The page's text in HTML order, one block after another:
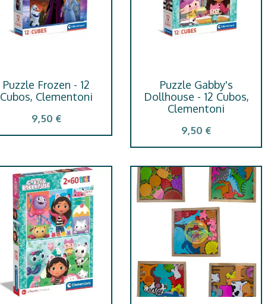
Puzzle Frozen - 12
Cubos, Clementoni
9,50 €
Puzzle Gabby's
Dollhouse - 12 Cubos,
Clementoni
9,50 €